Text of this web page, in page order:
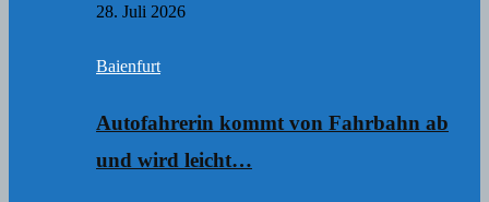
28. Juli 2026
Baienfurt
Autofahrerin kommt von Fahrbahn ab
und wird leicht…